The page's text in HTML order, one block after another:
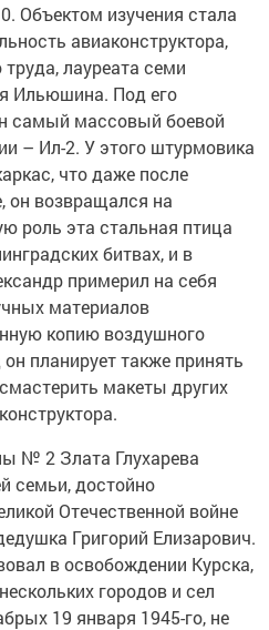
Объектом изучения стала
авиаконструктора,
лауреата семи
Ильюшина. Под его
самый массовый боевой
– Ил-2. У этого штурмовика
что даже после
он возвращался на
роль эта стальная птица
битвах, и в
примерил на себя
материалов
копию воздушного
планирует также принять
макеты других
№ 2 Злата Глухарева
семьи, достойно
Отечественной войне
Григорий Елизарович.
в освобождении Курска,
городов и сел
19 января 1945-го, не